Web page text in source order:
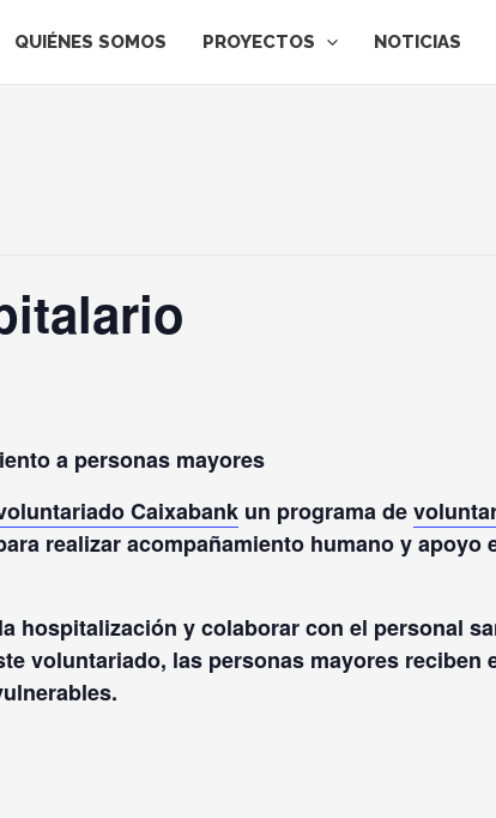
QUIÉNES SOMOS PROYECTOS NOTICIAS
a personas mayores
Caixabank un programa de
realizaracompañamiento humano y apoyo
hospitalización y colaborar con el personal
voluntariado, las personas mayores reciben